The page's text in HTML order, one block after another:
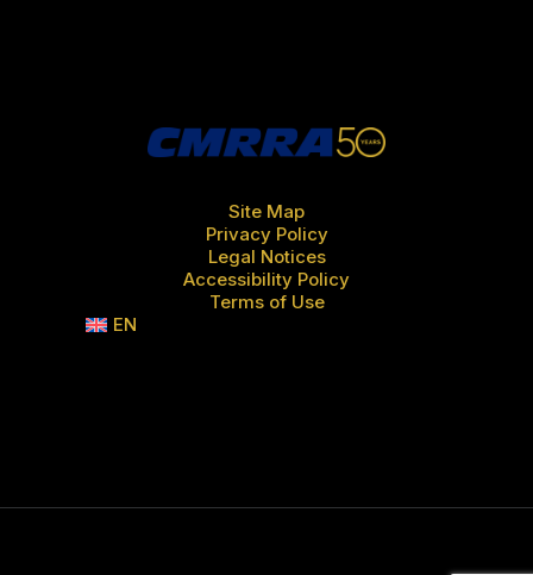
Site Map
Privacy Policy
Legal Notices
Accessibility Policy
Terms of Use
EN